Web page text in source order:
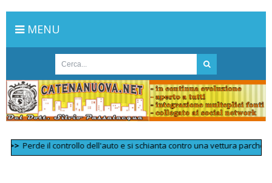
MENU
Perde il controllo dell'auto e si schianta contro una vettura